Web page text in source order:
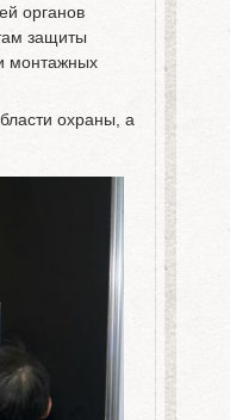
органов
защиты
монтажных
охраны, а